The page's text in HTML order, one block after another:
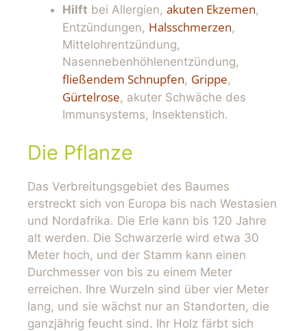
Hilft bei Allergien, akuten Ekzemen,
Entzündungen, Halsschmerzen,
Mittelohrentzündung,
Nasennebenhöhlenentzündung,
fließendem Schnupfen, Grippe,
Gürtelrose, akuter Schwäche des
Immunsystems, Insektenstich.
Die Pflanze
Das Verbreitungsgebiet des Baumes
erstreckt sich von Europa bis nach Westasien
und Nordafrika. Die Erle kann bis 120 Jahre
alt werden. Die Schwarzerle wird etwa 30
Meter hoch, und der Stamm kann einen
Durchmesser von bis zu einem Meter
erreichen. Ihre Wurzeln sind über vier Meter
lang, und sie wächst nur an Standorten, die
ganzjährig feucht sind. Ihr Holz färbt sich